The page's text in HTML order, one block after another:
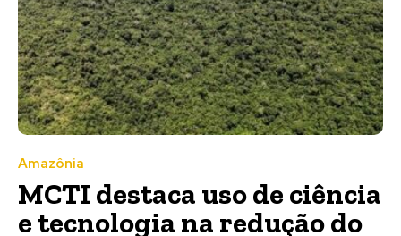
Amazônia
MCTI destaca uso de ciência
e tecnologia na redução do